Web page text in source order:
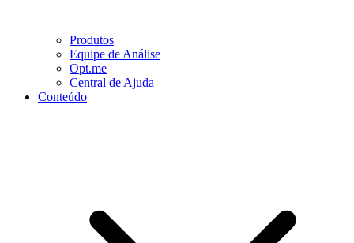
Produtos
Equipe de Análise
Opt.me
Central de Ajuda
Conteúdo